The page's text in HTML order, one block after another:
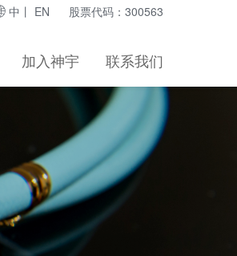
中 丨 EN 股票代码：300563
加入神宇 联系我们